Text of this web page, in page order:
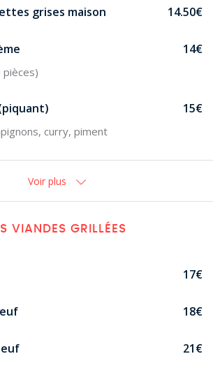
grises maison 14.50€
14€
curry, piment
15€
Voir plus
VIANDES GRILLÉES
17€
18€
21€